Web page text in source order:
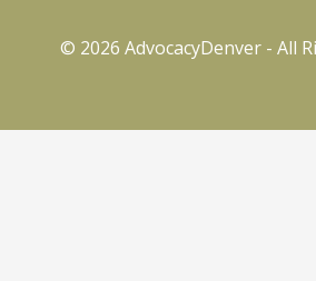
© 2026 AdvocacyDenver - All